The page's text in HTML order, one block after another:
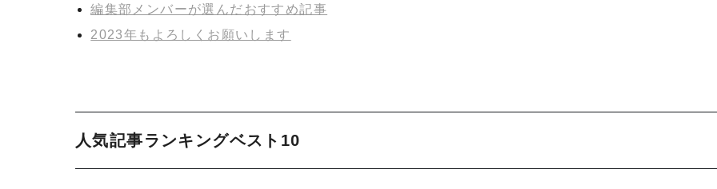
編集部メンバーが選んだおすすめ記事
2023年もよろしくお願いします
人気記事ランキングベスト10